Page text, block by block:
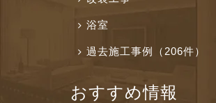
浴室
過去施工事例（206件）
おすすめ情報